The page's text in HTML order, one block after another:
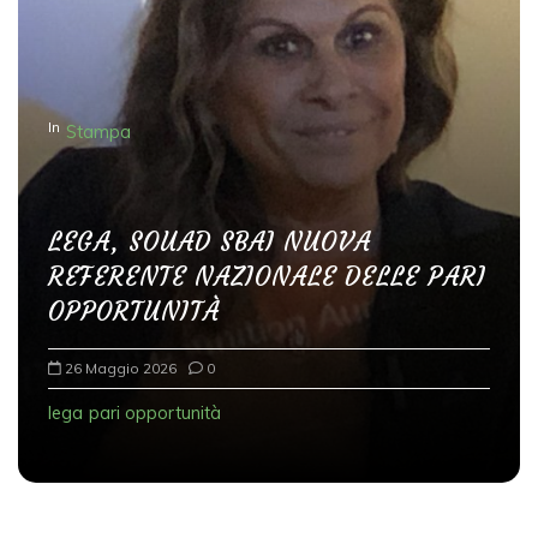
d
g
o
In Stampa
LEGA, SOUAD SBAI NUOVA
REFERENTE NAZIONALE DELLE PARI
OPPORTUNITÀ
26 Maggio 2026 0
lega pari opportunità